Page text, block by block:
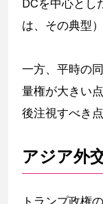
DCを中心とし
は、その典型）
一方、平時の
量権が大きい
後注視すべき点
アジア外
トランプ政権